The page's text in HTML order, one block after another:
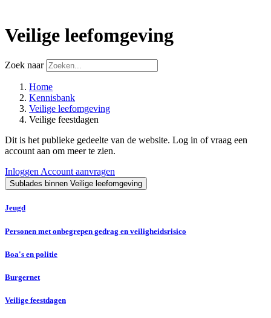
Veilige leefomgeving
Zoek naar
Home
Kennisbank
Veilige leefomgeving
Veilige feestdagen
Dit is het publieke gedeelte van de website. Log in of vraag een
account aan om meer te zien.
Inloggen Account aanvragen
Sublades binnen Veilige leefomgeving
Jeugd
Personen met onbegrepen gedrag en veiligheidsrisico
Boa's en politie
Burgernet
Veilige feestdagen